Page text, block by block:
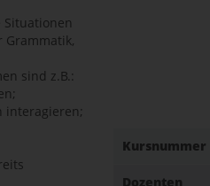
Kursnummer
Dozenten
sind z.B.:
interagieren;